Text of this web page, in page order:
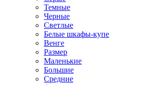
Темные
Черные
Светлые
Белые шкафы-купе
Венге
Размер
Маленькие
Большие
Средние